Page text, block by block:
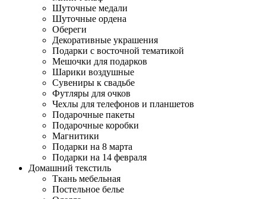
Шуточные медали
Шуточные ордена
Обереги
Декоративные украшения
Подарки с восточной тематикой
Мешочки для подарков
Шарики воздушные
Сувениры к свадьбе
Футляры для очков
Чехлы для телефонов и планшетов
Подарочные пакеты
Подарочные коробки
Магнитики
Подарки на 8 марта
Подарки на 14 февраля
Домашний текстиль
Ткань мебельная
Постельное белье